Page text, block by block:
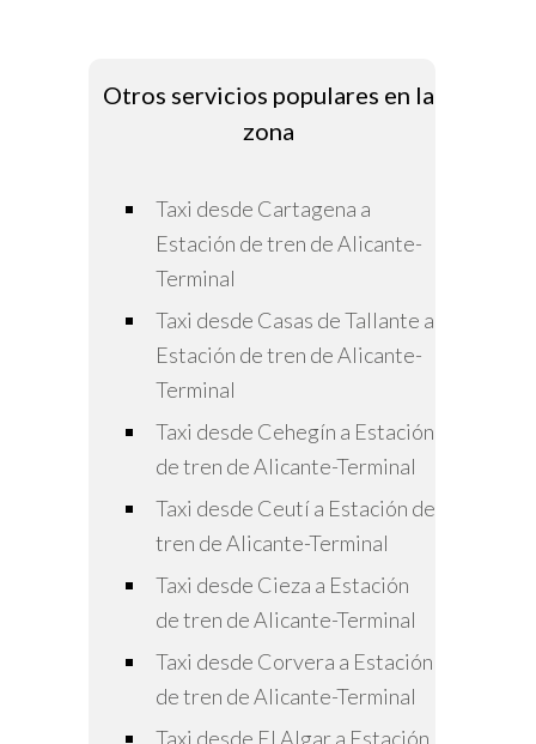
Otros servicios populares en la
zona
Taxi desde Cartagena a
Estación de tren de Alicante-
Terminal
Taxi desde Casas de Tallante a
Estación de tren de Alicante-
Terminal
Taxi desde Cehegín a Estación
de tren de Alicante-Terminal
Taxi desde Ceutí a Estación de
tren de Alicante-Terminal
Taxi desde Cieza a Estación
de tren de Alicante-Terminal
Taxi desde Corvera a Estación
de tren de Alicante-Terminal
Taxi desde El Algar a Estación